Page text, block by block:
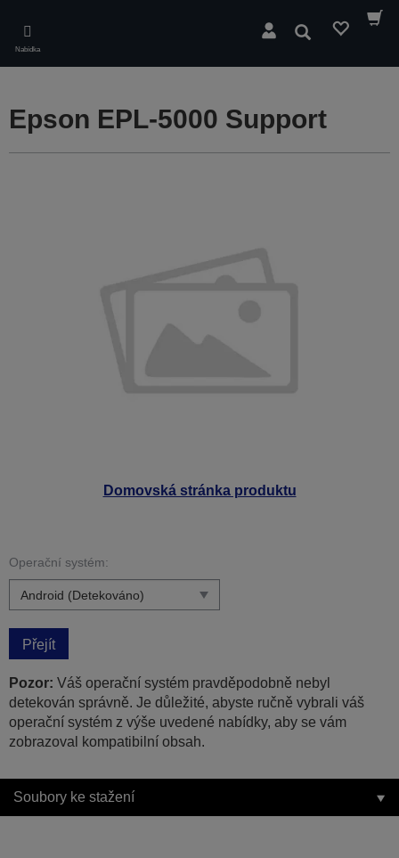
main
content
Nabídka
Hledat
Domovská stránka produktu
Epson EPL-5000 Support
Operační systém:
Přejít
Pozor: Váš operační systém pravděpodobně nebyl
detekován správně. Je důležité, abyste ručně vybrali váš
operační systém z výše uvedené nabídky, aby se vám
zobrazoval kompatibilní obsah.
Soubory ke stažení